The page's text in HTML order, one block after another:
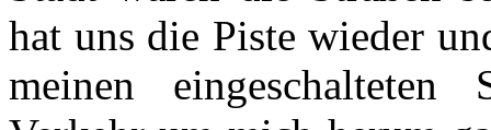
hat uns die Piste wieder
meinen